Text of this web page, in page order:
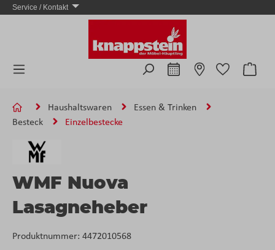
Zum Hauptinhalt springen
Service / Kontakt
Haushaltswaren
Essen & Trinken
Besteck
Einzelbestecke
WMF Nuova
Lasagneheber
Produktnummer: 4472010568